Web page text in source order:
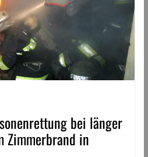
bei länger
Zimmerbrand in